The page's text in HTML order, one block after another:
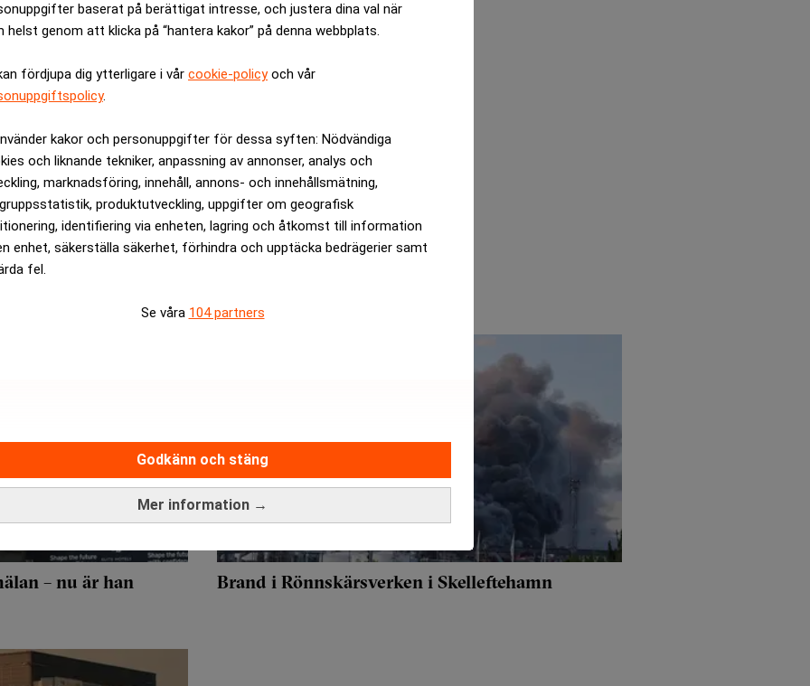
baserat på berättigat intresse, och justera dina val när
helst genom att klicka på “hantera kakor” på denna webbplats.
fördjupa dig ytterligare i vår cookie-policyoch vår
.
kakor och personuppgifter för dessa syften: Nödvändiga
och liknande tekniker, anpassning av annonser, analys och
marknadsföring, innehåll, annons- och innehållsmätning,
produktutveckling, uppgifter om geografisk
identifiering via enheten, lagring och åtkomst till information
enhet, säkerställa säkerhet, förhindra och upptäcka bedrägerier samt
fel.
Se våra 104 partners
Mer information →
Godkänn och stäng
ANNONS
– nu är han
Brand i Rönnskärsverken i Skelleftehamn